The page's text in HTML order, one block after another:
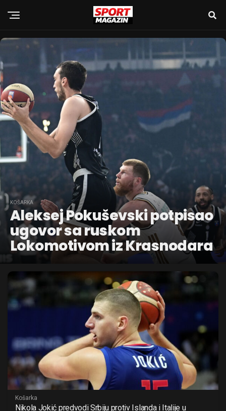
KOŠARKA
Aleksej Pokuševski potpisao
ugovor sa ruskom
Lokomotivom iz Krasnodara
Košarka
Nikola Jokić predvodi Srbiju protiv Islanda i Italije u